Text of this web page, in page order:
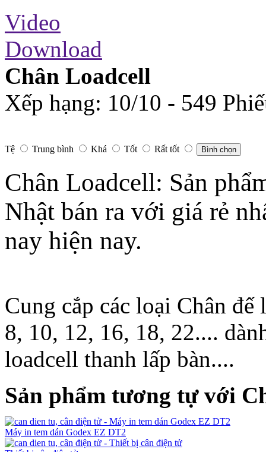
Video
Download
Chân Loadcell
Xếp hạng: 10/10 - 549
Tệ Trung bình Khá Tốt Rất tốt Bình chọn
Chân Loadcell: Sản
Nhật bán ra với giá rẻ
nay hiện nay.
Cung cắp các loại Chân
8, 10, 12, 16, 18, 22....
loadcell thanh lấp bàn....
Sản phẩm tương tự với
Máy in tem dán Godex EZ DT2